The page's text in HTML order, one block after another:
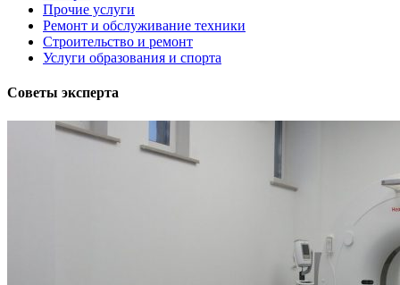
Прочие услуги
Ремонт и обслуживание техники
Строительство и ремонт
Услуги образования и спорта
Советы эксперта